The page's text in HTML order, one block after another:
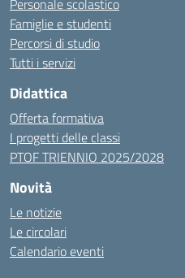
Personale scolastico
Famiglie e studenti
Percorsi di studio
Tutti i servizi
Didattica
Offerta formativa
I progetti delle classi
PTOF TRIENNIO 2025/2028
Novità
Le notizie
Le circolari
Calendario eventi